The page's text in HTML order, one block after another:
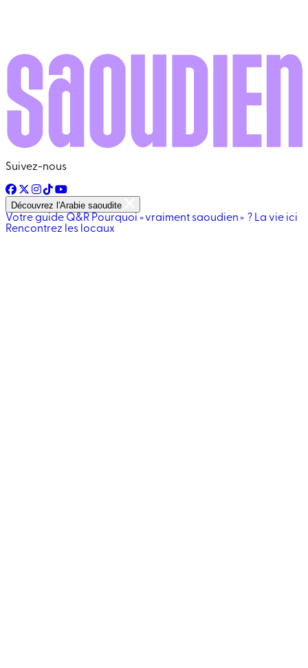
Suivez-nous
Découvrez l'Arabie saoudite
Votre guide Q&R Pourquoi « vraiment saoudien » ? La vie ici
Rencontrez les locaux